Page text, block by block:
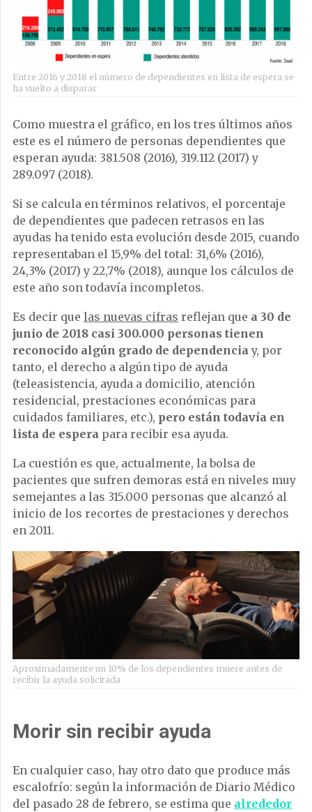
Entre 2016 y 2018 el número de dependientes en lista de espera se
ha vuelto a disparar
Como muestra el gráfico, en los tres últimos años
este es el número de personas dependientes que
esperan ayuda: 381.508 (2016), 319.112 (2017) y
289.097 (2018).
Si se calcula en términos relativos, el porcentaje
de dependientes que padecen retrasos en las
ayudas ha tenido esta evolución desde 2015, cuando
representaban el 15,9% del total: 31,6% (2016),
24,3% (2017) y 22,7% (2018), aunque los cálculos de
este año son todavía incompletos.
Es decir que las nuevas cifras reflejan que a 30 de
junio de 2018 casi 300.000 personas tienen
reconocido algún grado de dependencia y, por
tanto, el derecho a algún tipo de ayuda
(teleasistencia, ayuda a domicilio, atención
residencial, prestaciones económicas para
cuidados familiares, etc.), pero están todavía en
lista de espera para recibir esa ayuda.
La cuestión es que, actualmente, la bolsa de
pacientes que sufren demoras está en niveles muy
semejantes a las 315.000 personas que alcanzó al
inicio de los recortes de prestaciones y derechos
en 2011.
Aproximadamente un 10% de los dependientes muere antes de
recibir la ayuda solicitada
Morir sin recibir ayuda
En cualquier caso, hay otro dato que produce más
escalofrío: según la información de Diario Médico
del pasado 28 de febrero, se estima que alrededor